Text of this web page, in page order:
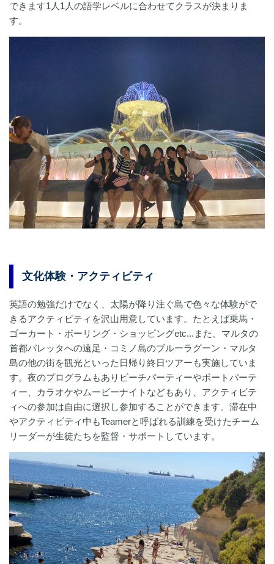
できます1人1人の語学レベルに合わせてクラスが決まりま
す。
文化体験・アクティビティ
英語の勉強だけでなく、太陽が降り注ぐ島で色々な体験がで
きるアクティビティを沢山用意しています。たとえば乗馬・
ゴーカート・ボーリング・ショッピングetc...また、マルタの
首都バレッタへの遠足・コミノ島のブルーラグーン・マルタ
島の他の街を観光といった日帰り終日ツアーも実施していま
す。夜のプログラムもありビーチパーティーやボートパーテ
ィー、カラオケやムービーナイトなどもあり、アクティビテ
ィへの参加は自由に選択し参加することができます。滞在中
やアクティビティ中もTeamerと呼ばれる訓練を受けたチーム
リーダーが生徒たちを監督・サポートしています。